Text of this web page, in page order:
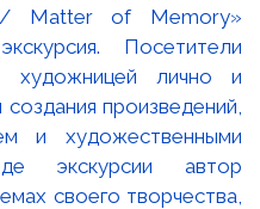
/ Matter of Memory»
Посетители
художницей лично и
произведений,
и художественными
экскурсии автор
своего творчества,